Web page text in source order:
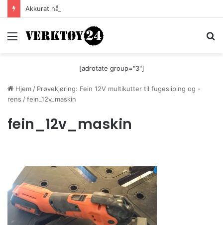
Akkurat nå er batteri-bordsaga til Festool billigere
Meny
[adrotate group="3"]
Hjem / Prøvekjøring: Fein 12V multikutter til fugesliping og -
rens /fein_12v_maskin
fein_12v_maskin